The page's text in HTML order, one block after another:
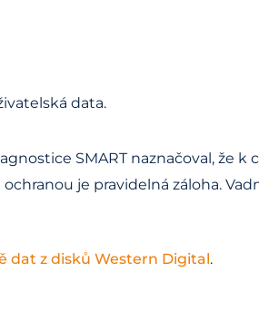
data.
SMART naznačoval, že k
je pravidelná záloha.
dat z disků Western Digital.